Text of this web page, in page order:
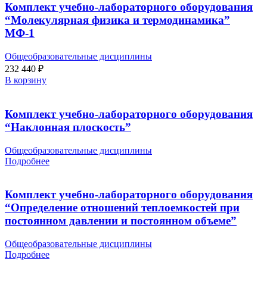
Комплект учебно-лабораторного оборудования
“Молекулярная физика и термодинамика”
МФ-1
Общеобразовательные дисциплины
232 440 ₽
В корзину
Комплект учебно-лабораторного оборудования
“Наклонная плоскость”
Общеобразовательные дисциплины
Подробнее
Комплект учебно-лабораторного оборудования
“Определение отношений теплоемкостей при
постоянном давлении и постоянном объеме”
Общеобразовательные дисциплины
Подробнее